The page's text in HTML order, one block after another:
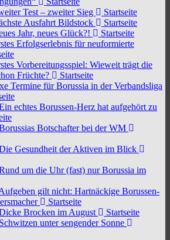
Test – zweiter Sieg
Startseite
Ausfahrt Bildstock
Startseite
Jahr, neues Glück?!
Startseite
Erfolgserlebnis für neuformierte
Vorbereitungsspiel: Wieweit trägt die
Früchte?
Startseite
Termine für Borussia in der Verbandsliga
echtes Borussen-Herz hat aufgehört zu
Botschafter bei der WM
Gesundheit der Aktiven im Blick
um die Uhr (fast) nur Borussia im
gilt nicht: Hartnäckige Borussen-
Startseite
Brocken im August
Startseite
Schwitzen unter sengender Sonne